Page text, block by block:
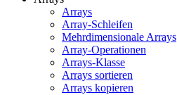
Arrays
Array-Schleifen
Mehrdimensionale Arrays
Array-Operationen
Arrays-Klasse
Arrays sortieren
Arrays kopieren